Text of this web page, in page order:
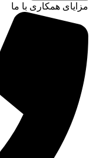
مزایای همکاری با ما